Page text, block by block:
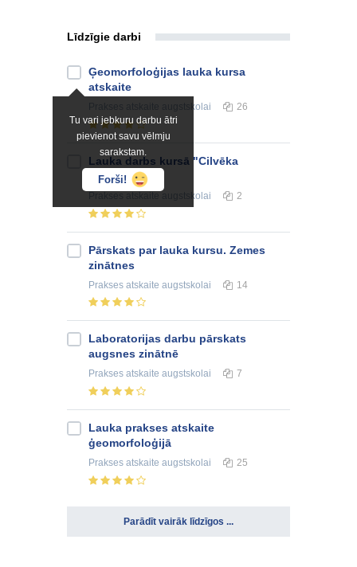
Līdzīgie darbi
Tu vari jebkuru darbu ātri
pievienot savu vēlmju
sarakstam.
Forši!
Ģeomorfoloģijas lauka kursa
atskaite
augstskolai 26
Lauka darbs kursā "Cilvēka
ģeogrāfija"
augstskolai 2
Pārskats par lauka kursu. Zemes
zinātnes
Prakses atskaite augstskolai 14
Laboratorijas darbu pārskats
augsnes zinātnē
Prakses atskaite augstskolai 7
Lauka prakses atskaite
ģeomorfoloģijā
Prakses atskaite augstskolai 25
Parādīt vairāk līdzīgos ...